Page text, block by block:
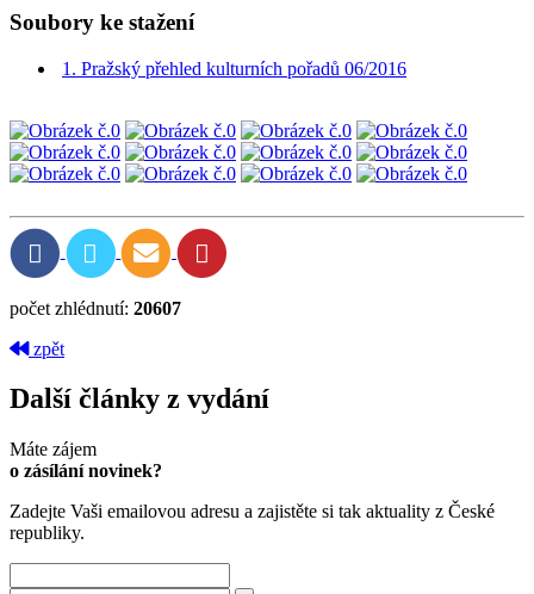
Soubory ke stažení
1. Pražský přehled kulturních pořadů 06/2016
počet zhlédnutí: 20607
zpět
Další články z vydání
Máte zájem
o zásílání novinek?
Zadejte Vaši emailovou adresu a zajistěte si tak aktuality z České
republiky.